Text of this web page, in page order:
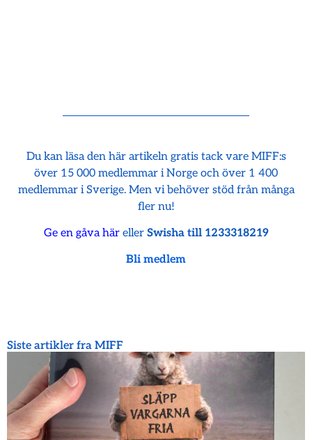
Du kan läsa den här artikeln gratis tack vare MIFF:s
över 15 000 medlemmar i Norge och över 1 400
medlemmar i Sverige. Men vi behöver stöd från många
fler nu!
Ge en gåva häreller Swisha till 1233318219
Bli medlem
Siste artikler fra MIFF